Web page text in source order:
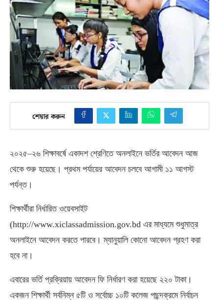
শেয়ার করুন
২০২৫–২৬ শিক্ষাবর্ষে একাদশ শ্রেণিতে অনলাইনে ভর্তির আবেদন আজ
থেকে শুরু হয়েছে। প্রথম পর্যায়ের আবেদন চলবে আগামী ১১ আগস্ট
পর্যন্ত।
শিক্ষার্থীরা নির্ধারিত ওয়েবসাইট
(http://www.xiclassadmission.gov.bd এর মাধ্যমে শুধুমাত্র
অনলাইনে আবেদন করতে পারবে। ম্যানুয়ালি কোনো আবেদন গ্রহণ করা
হবে না।
এবারের ভর্তি প্রক্রিয়ায় আবেদন ফি নির্ধারণ করা হয়েছে ২২০ টাকা।
একজন শিক্ষার্থী সর্বনিম্ন ৫টি ও সর্বোচ্চ ১০টি কলেজ পছন্দক্রমে নির্বাচন